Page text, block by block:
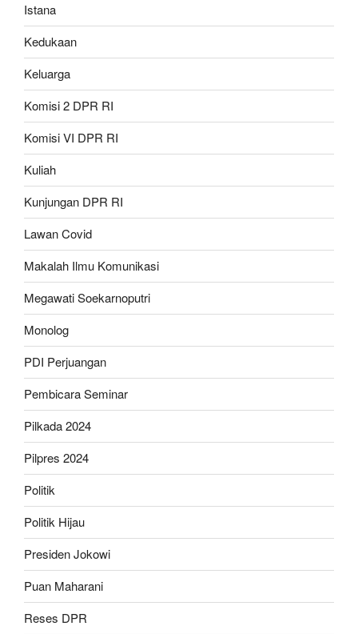
Istana
Kedukaan
Keluarga
Komisi 2 DPR RI
Komisi VI DPR RI
Kuliah
Kunjungan DPR RI
Lawan Covid
Makalah Ilmu Komunikasi
Megawati Soekarnoputri
Monolog
PDI Perjuangan
Pembicara Seminar
Pilkada 2024
Pilpres 2024
Politik
Politik Hijau
Presiden Jokowi
Puan Maharani
Reses DPR